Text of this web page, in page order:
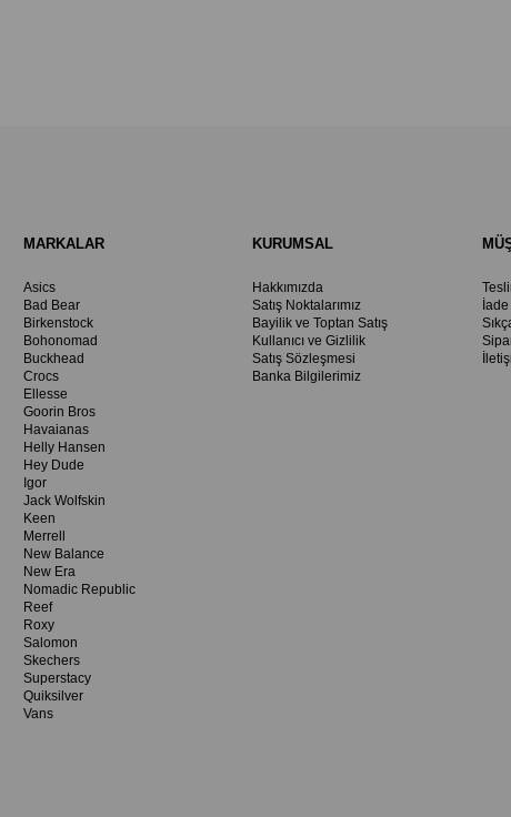
MARKALAR
Asics
Bad Bear
Birkenstock
Bohonomad
Buckhead
Crocs
Ellesse
Goorin Bros
Havaianas
Helly Hansen
Hey Dude
Igor
Jack Wolfskin
Keen
Merrell
New Balance
New Era
Nomadic Republic
Reef
Roxy
Salomon
Skechers
Superstacy
Quiksilver
Vans
KURUMSAL
Hakkımızda
Satış Noktalarımız
Bayilik ve Toptan Satış
Kullanıcı ve Gizlilik
Satış Sözleşmesi
Banka Bilgilerimiz